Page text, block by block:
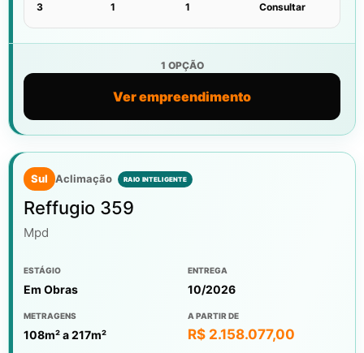
3 1 1 Consultar
1 OPÇÃO
Ver empreendimento
Sul Aclimação
Reffugio 359
Mpd
ESTÁGIO
Em Obras
ENTREGA
10/2026
METRAGENS
108m² a 217m²
A PARTIR DE
R$ 2.158.077,00